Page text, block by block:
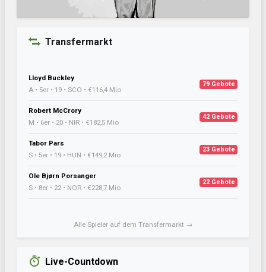
Transfermarkt
Lloyd Buckley
A • 5er • 19 • SCO • €116,4 Mio
79 Gebote
Robert McCrory
M • 6er • 20 • NIR • €182,5 Mio
42 Gebote
Tabor Pars
S • 5er • 19 • HUN • €149,2 Mio
23 Gebote
Ole Bjørn Porsanger
S • 8er • 22 • NOR • €228,7 Mio
22 Gebote
Alle Spieler auf dem Transfermarkt →
Live-Countdown